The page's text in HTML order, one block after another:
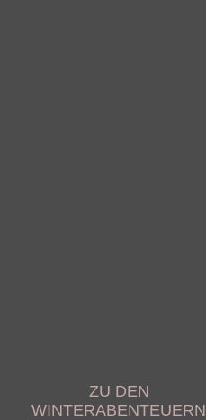
ZU DEN
WINTERABENTEUERN